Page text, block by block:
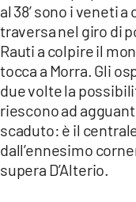
al 38’ sono i veneti
traversa nel giro di
Rauti a colpire il
tocca a Morra. Gli
due volte la
riescono ad
scaduto: è il
dall’ennesimo
supera D’Alterio.